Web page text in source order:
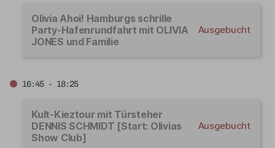
Olivia Ahoi! Hamburgs schrille
Party-Hafenrundfahrt mit OLIVIA
JONES und Familie
Ausgebucht
16:45 - 18:25
Kult-Kieztour mit Türsteher
DENNIS SCHMIDT [Start: Olivias
Show Club]
Ausgebucht